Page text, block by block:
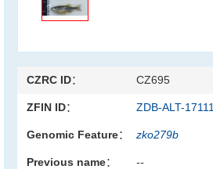
CZRC ID： CZ695
ZFIN ID： ZDB-ALT-
Genomic Feature： zko279b
Previous name： --